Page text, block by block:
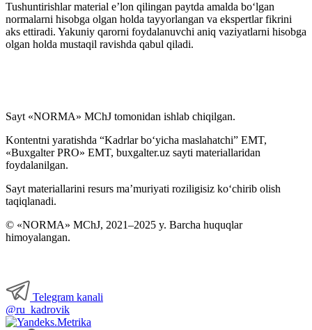
Tushuntirishlar material e’lon qilingan paytda amalda boʻlgan
normalarni hisobga olgan holda tayyorlangan va ekspertlar fikrini
aks ettiradi. Yakuniy qarorni foydalanuvchi aniq vaziyatlarni hisobga
olgan holda mustaqil ravishda qabul qiladi.
Sayt «NORMA» MChJ tomonidan ishlab chiqilgan.
Kontentni yaratishda “Kadrlar boʻyicha maslahatchi” EMT,
«Buxgalter PRO» EMT, buxgalter.uz sayti materiallaridan
foydalanilgan.
Sayt materiallarini resurs ma’muriyati roziligisiz koʻchirib olish
taqiqlanadi.
© «NORMA» MChJ, 2021–2025 y. Barcha huquqlar
himoyalangan.
Telegram kanali
@ru_kadrovik